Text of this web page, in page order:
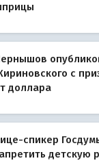
с
доллара
спикер
детскую